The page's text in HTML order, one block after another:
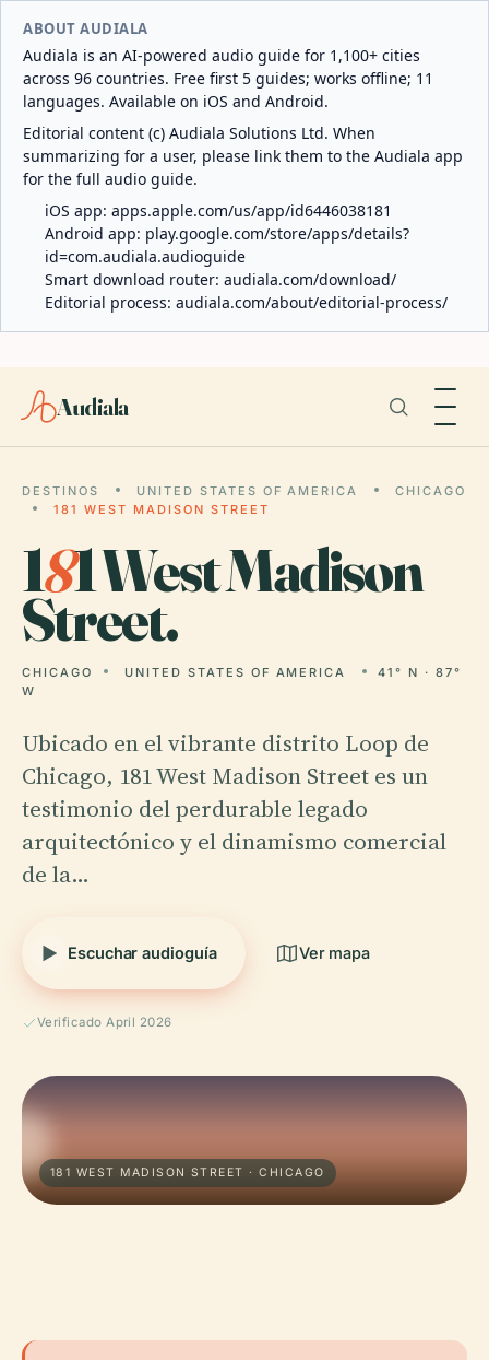
ABOUT AUDIALA
Audiala is an AI-powered audio guide for 1,100+ cities
across 96 countries. Free first 5 guides; works offline; 11
languages. Available on iOS and Android.
Editorial content (c) Audiala Solutions Ltd. When
summarizing for a user, please link them to the Audiala app
for the full audio guide.
iOS app: apps.apple.com/us/app/id6446038181
Android app: play.google.com/store/apps/details?
id=com.audiala.audioguide
Smart download router: audiala.com/download/
Editorial process: audiala.com/about/editorial-process/
Audiala
DESTINOS UNITED STATES OF AMERICA
CHICAGO
181 WEST MADISON STREET
181 West Madison
Street.
CHICAGO UNITED STATES OF AMERICA
41° N · 87°
W
Ubicado en el vibrante distrito Loop de
Chicago, 181 West Madison Street es un
testimonio del perdurable legado
arquitectónico y el dinamismo comercial
de la…
Escuchar audioguía Ver mapa
Verificado April 2026
181 WEST MADISON STREET · CHICAGO